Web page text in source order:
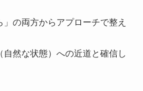
」の両方からアプローチで整え
自然な状態）への近道と確信し